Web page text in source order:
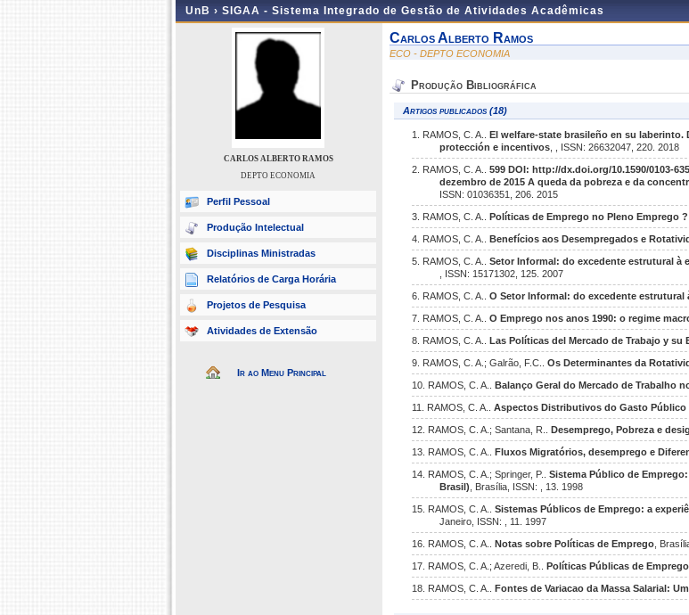
UnB › SIGAA - Sistema Integrado de Gestão de Atividades Acadêmicas
CARLOS ALBERTO RAMOS
DEPTO ECONOMIA
Perfil Pessoal
Produção Intelectual
Disciplinas Ministradas
Relatórios de Carga Horária
Projetos de Pesquisa
Atividades de Extensão
Ir ao Menu Principal
Carlos Alberto Ramos
ECO - DEPTO ECONOMIA
Produção Bibliográfica
Artigos publicados (18)
1. RAMOS, C. A.. El welfare-state brasileño en su
protección e incentivos , , ISSN: 26632047, 220. 2018
2. RAMOS, C. A.. 599 DOI: http://dx.doi.org/10.1590/0103-
dezembro de 2015 A queda da pobreza e da
ISSN: 01036351, 206. 2015
3. RAMOS, C. A.. Políticas de Emprego no Pleno Emprego ?
4. RAMOS, C. A.. Benefícios aos Desempregados e
5. RAMOS, C. A.. Setor Informal: do excedente estrutural à
, ISSN: 15171302, 125. 2007
6. RAMOS, C. A.. O Setor Informal: do excedente estrutural
7. RAMOS, C. A.. O Emprego nos anos 1990: o regime
8. RAMOS, C. A.. Las Políticas del Mercado de Trabajo y su
9. RAMOS, C. A.; Galrão, F.C.. Os Determinantes da
10. RAMOS, C. A.. Balanço Geral do Mercado de Trabalho
11. RAMOS, C. A.. Aspectos Distributivos do Gasto Público
12. RAMOS, C. A.; Santana, R.. Desemprego, Pobreza e
13. RAMOS, C. A.. Fluxos Migratórios, desemprego e
14. RAMOS, C. A.; Springer, P.. Sistema Público de
Brasil)
, Brasília, ISSN: , 13. 1998
15. RAMOS, C. A.. Sistemas Públicos de Emprego: a
Janeiro, ISSN: , 11. 1997
16. RAMOS, C. A.. Notas sobre Políticas de Emprego ,
17. RAMOS, C. A.; Azeredi, B.. Políticas Públicas de
18. RAMOS, C. A.. Fontes de Variacao da Massa Salarial: